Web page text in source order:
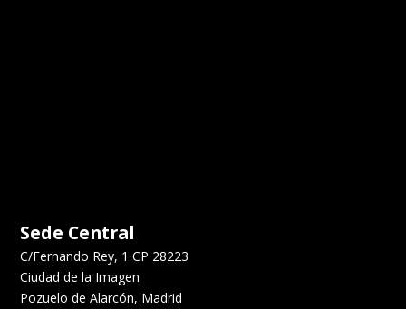
Sede Central
C/Fernando Rey, 1 CP 28223
Ciudad de la Imagen
Pozuelo de Alarcón, Madrid